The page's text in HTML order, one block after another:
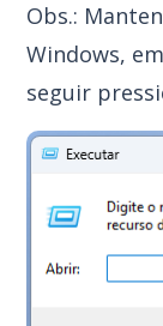
Obs.:
Windows,
seguir